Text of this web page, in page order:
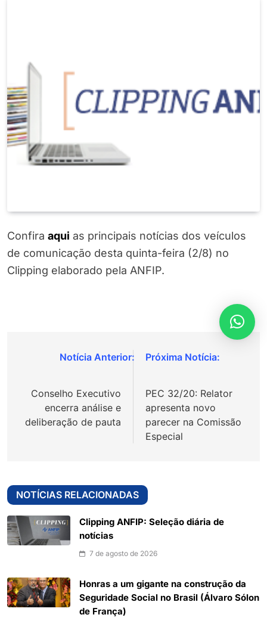
Confira aqui as principais notícias dos veículos
de comunicação desta quinta-feira (2/8) no
Clipping elaborado pela ANFIP.
Navegação
Post
Conselho Executivo
encerra análise e
deliberação de pauta
PEC 32/20: Relator
apresenta novo
parecer na Comissão
Especial
NOTÍCIAS RELACIONADAS
Clipping ANFIP: Seleção diária de
notícias
7 de agosto de 2026
Honras a um gigante na construção da
Seguridade Social no Brasil (Álvaro Sólon
de França)